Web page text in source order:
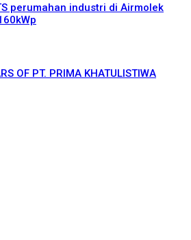
perumahan industri di Airmolek
OF PT. PRIMA KHATULISTIWA